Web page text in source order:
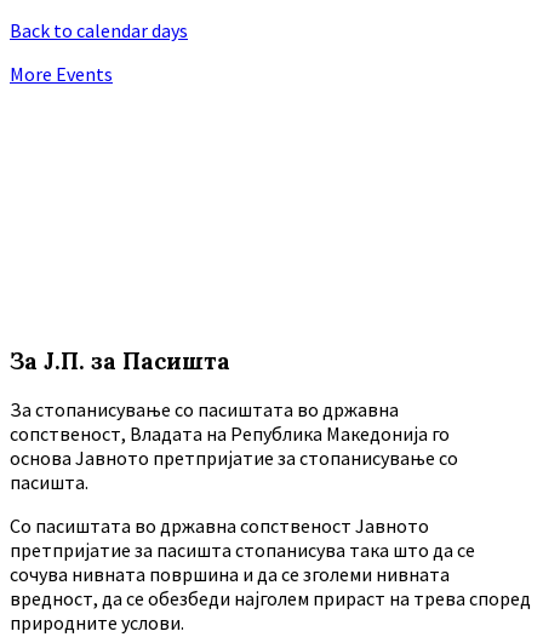
Back to calendar days
More Events
За Ј.П. за Пасишта
За стопанисување со пасиштата во државна
сопственост, Владата на Република Македонија го
основа Јавното претпријатие за стопанисување со
пасишта.
Co пасиштата во државна сопственост Јавното
претпријатие за пасишта стопанисува така што да се
сочува нивната површина и да се зголеми нивната
вредност, да се обезбеди најголем прираст на трева според
природните услови.